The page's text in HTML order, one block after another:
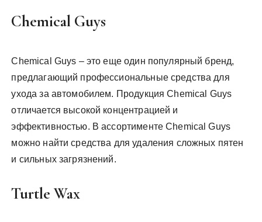
Chemical Guys
Chemical Guys – это еще один популярный бренд,
предлагающий профессиональные средства для
ухода за автомобилем. Продукция Chemical Guys
отличается высокой концентрацией и
эффективностью. В ассортименте Chemical Guys
можно найти средства для удаления сложных пятен
и сильных загрязнений.
Turtle Wax